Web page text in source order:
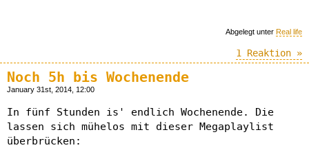
Abgelegt unter Real life
1 Reaktion »
Noch 5h bis Wochenende
January 31st, 2014, 12:00
In fünf Stunden is' endlich Wochenende. Die
lassen sich mühelos mit dieser Megaplaylist
überbrücken: